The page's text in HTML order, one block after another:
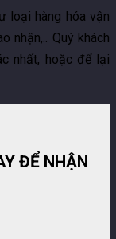
loại hàng hóa vận
nhận,.. Quý khách
nhất, hoặc để lại
ĐỂ NHẬN